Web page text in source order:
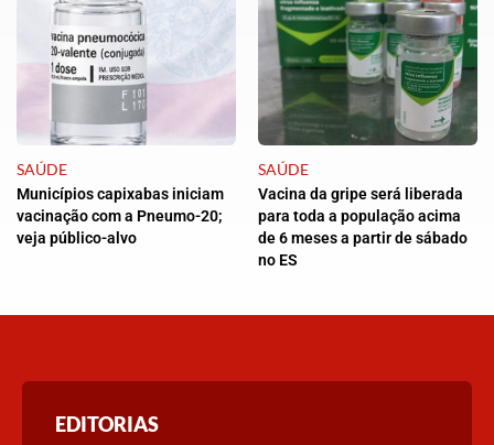
SAÚDE
Municípios capixabas iniciam
vacinação com a Pneumo-20;
veja público-alvo
SAÚDE
Vacina da gripe será liberada
para toda a população acima
de 6 meses a partir de sábado
no ES
EDITORIAS